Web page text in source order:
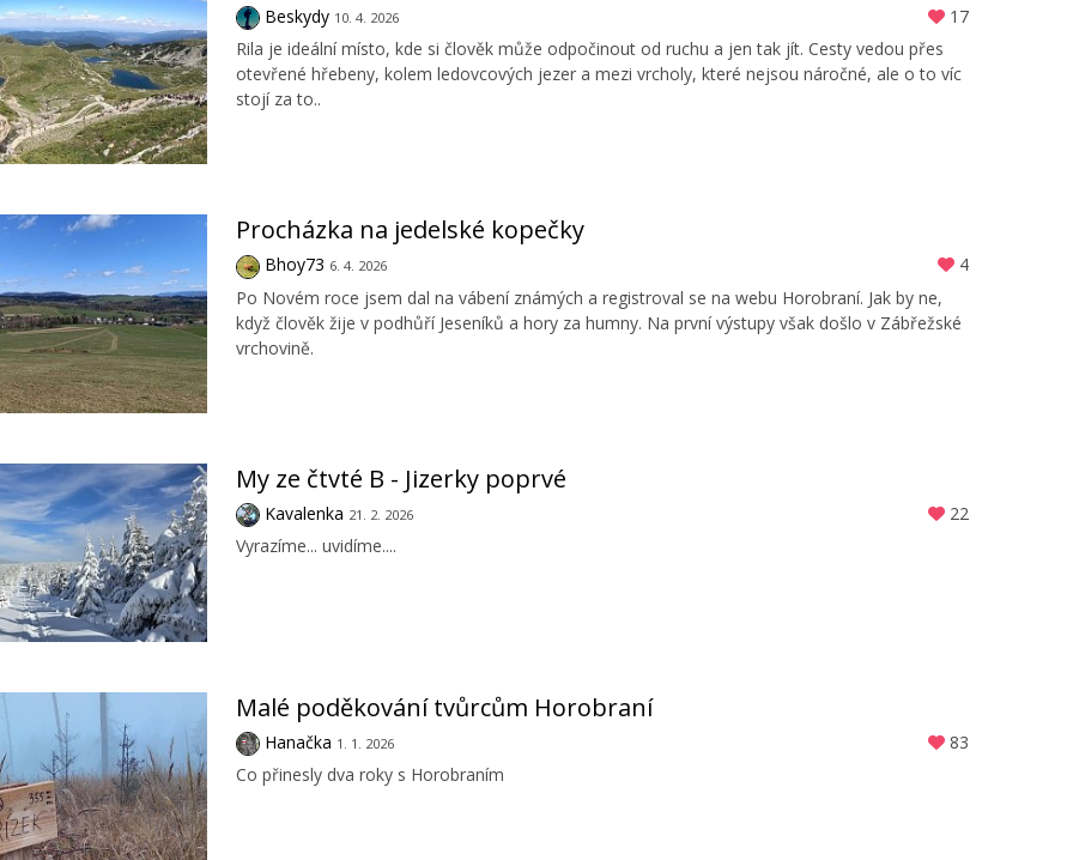
Beskydy 10. 4. 2026
17
Rila je ideální místo, kde si člověk může odpočinout od ruchu a jen tak jít. Cesty vedou přes
otevřené hřebeny, kolem ledovcových jezer a mezi vrcholy, které nejsou náročné, ale o to víc
stojí za to..
Procházka na jedelské kopečky
Bhoy73 6. 4. 2026
4
Po Novém roce jsem dal na vábení známých a registroval se na webu Horobraní. Jak by ne,
když člověk žije v podhůří Jeseníků a hory za humny. Na první výstupy však došlo v Zábřežské
vrchovině.
My ze čtvté B - Jizerky poprvé
Kavalenka 21. 2. 2026
22
Vyrazíme... uvidíme....
Malé poděkování tvůrcům Horobraní
Hanačka 1. 1. 2026
83
Co přinesly dva roky s Horobraním